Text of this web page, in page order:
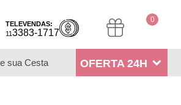
0
TELEVENDAS:
113383-1717
sua Cesta OFERTA 24H